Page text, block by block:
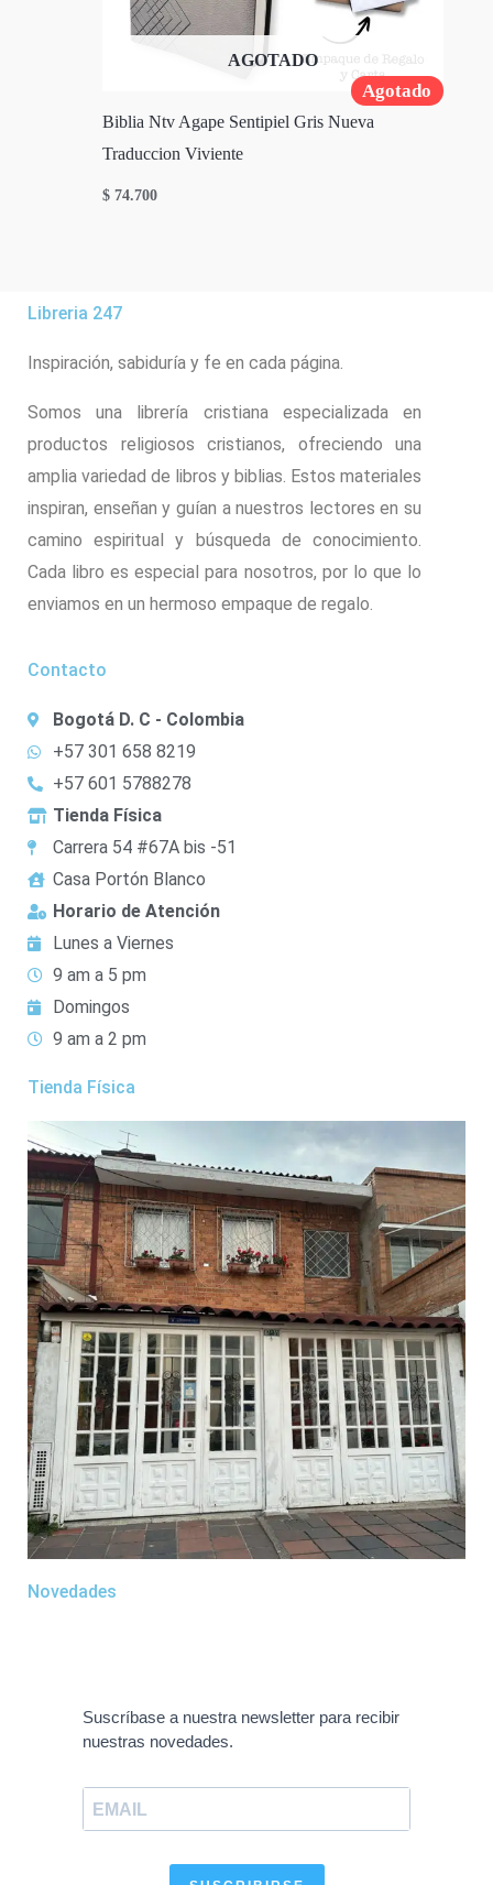
Agotado
AGOTADO
Biblia Ntv Agape Sentipiel Gris Nueva
Traduccion Viviente
$ 74.700
Libreria 247
Inspiración, sabiduría y fe en cada página.
Somos una librería cristiana especializada en
productos religiosos cristianos, ofreciendo una
amplia variedad de libros y biblias. Estos materiales
inspiran, enseñan y guían a nuestros lectores en su
camino espiritual y búsqueda de conocimiento.
Cada libro es especial para nosotros, por lo que lo
enviamos en un hermoso empaque de regalo.
Contacto
Bogotá D. C - Colombia
+57 301 658 8219
+57 601 5788278
Tienda Física
Carrera 54 #67A bis -51
Casa Portón Blanco
Horario de Atención
Lunes a Viernes
9 am a 5 pm
Domingos
9 am a 2 pm
Tienda Física
Novedades
Suscríbase a nuestra newsletter para recibir
nuestras novedades.